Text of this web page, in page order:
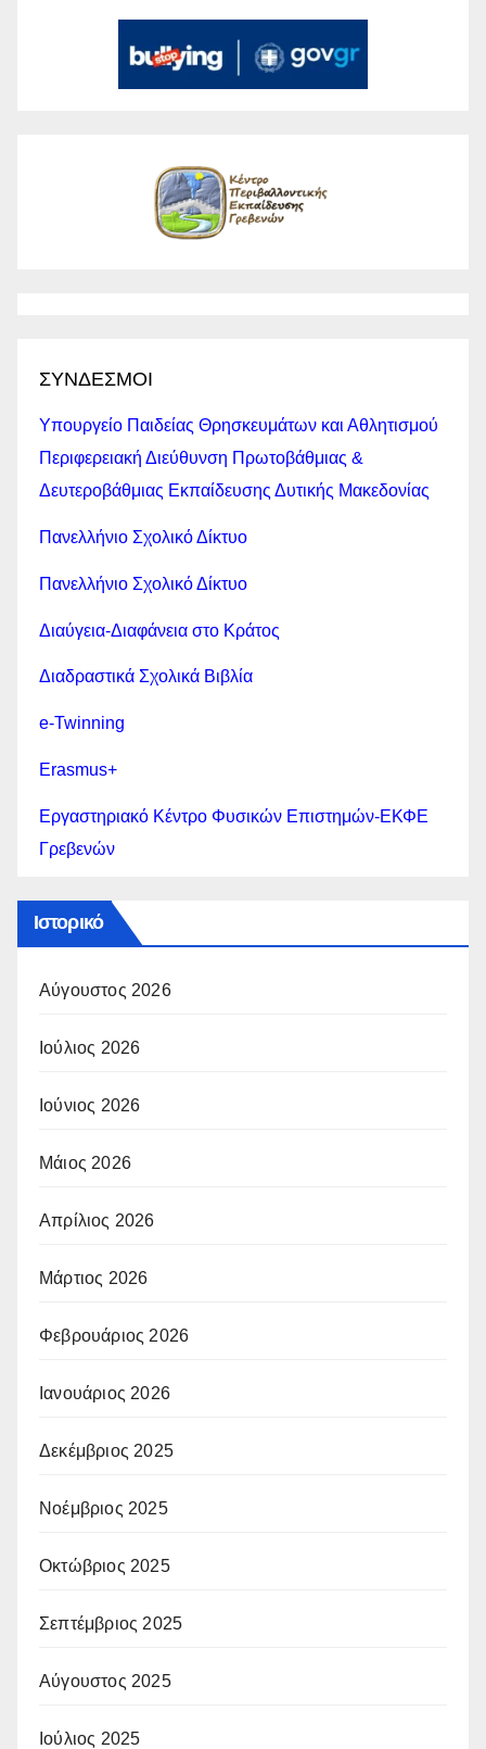
ΣΥΝΔΕΣΜΟΙ
Υπουργείο Παιδείας Θρησκευμάτων και Αθλητισμού
Περιφερειακή Διεύθυνση Πρωτοβάθμιας &
Δευτεροβάθμιας Εκπαίδευσης Δυτικής Μακεδονίας
Πανελλήνιο Σχολικό Δίκτυο
Πανελλήνιο Σχολικό Δίκτυο
Διαύγεια-Διαφάνεια στο Κράτος
Διαδραστικά Σχολικά Βιβλία
e-Twinning
Erasmus+
Εργαστηριακό Κέντρο Φυσικών Επιστημών-ΕΚΦΕ
Γρεβενών
Ιστορικό
Αύγουστος 2026
Ιούλιος 2026
Ιούνιος 2026
Μάιος 2026
Απρίλιος 2026
Μάρτιος 2026
Φεβρουάριος 2026
Ιανουάριος 2026
Δεκέμβριος 2025
Νοέμβριος 2025
Οκτώβριος 2025
Σεπτέμβριος 2025
Αύγουστος 2025
Ιούλιος 2025